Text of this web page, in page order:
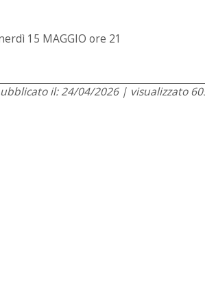
15 MAGGIO ore 21
il: 24/04/2026 | visualizzato